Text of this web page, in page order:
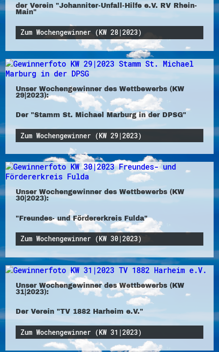
der Verein "Johanniter-Unfall-Hilfe e.V. RV Rhein-
Main"
Zum Wochengewinner (KW 28|2023)
Unser Wochengewinner des Wettbewerbs (KW
29|2023):
Der "Stamm St. Michael Marburg in der DPSG"
Zum Wochengewinner (KW 29|2023)
Unser Wochengewinner des Wettbewerbs (KW
30|2023):
"Freundes- und Fördererkreis Fulda"
Zum Wochengewinner (KW 30|2023)
Unser Wochengewinner des Wettbewerbs (KW
31|2023):
Der Verein "TV 1882 Harheim e.V."
Zum Wochengewinner (KW 31|2023)